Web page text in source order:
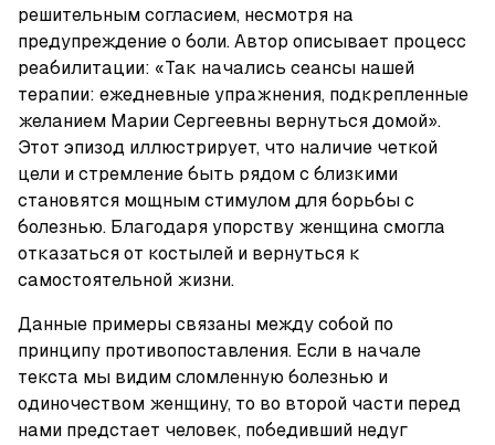
решительным согласием, несмотря на
предупреждение о боли. Автор описывает процесс
реабилитации: «Так начались сеансы нашей
терапии: ежедневные упражнения, подкрепленные
желанием Марии Сергеевны вернуться домой».
Этот эпизод иллюстрирует, что наличие четкой
цели и стремление быть рядом с близкими
становятся мощным стимулом для борьбы с
болезнью. Благодаря упорству женщина смогла
отказаться от костылей и вернуться к
самостоятельной жизни.
Данные примеры связаны между собой по
принципу противопоставления. Если в начале
текста мы видим сломленную болезнью и
одиночеством женщину, то во второй части перед
нами предстает человек, победивший недуг